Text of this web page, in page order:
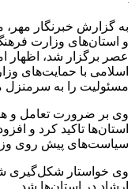
به گزارش خبرنگار
و استان‌های وزارت
عصر برگزار شد، اظهار
اسلامی با حمایت‌های
مسئولیت را به سرمنزل
وی بر ضرورت تعامل و
استان‌ها تاکید کرد و
سیاست‌های پیش روی
وی خواستار شکل‌گیری
ارشاد در استان‌ها شد.